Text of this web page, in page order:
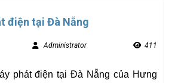
điện tại Đà Nẵng
Administrator 411
phát điện tại Đà Nẵng của Hưng